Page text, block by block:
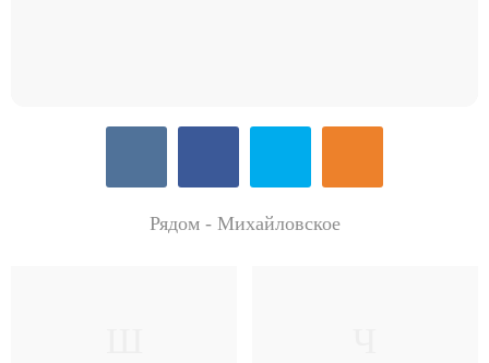
Рядом - Михайловское